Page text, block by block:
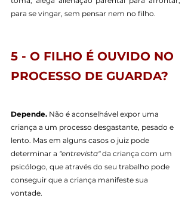
para se vingar, sem pensar nem no filho.
5 - O FILHO É OUVIDO NO
PROCESSO DE GUARDA?
Depende. Não é aconselhável expor uma
criança a um processo desgastante, pesado e
lento. Mas em alguns casos o juiz pode
determinar a "entrevista" da criança com um
psicólogo, que através do seu trabalho pode
conseguir que a criança manifeste sua
vontade.